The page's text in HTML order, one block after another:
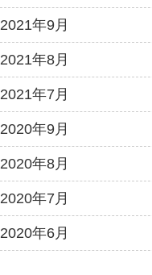
2021年9月
2021年8月
2021年7月
2020年9月
2020年8月
2020年7月
2020年6月